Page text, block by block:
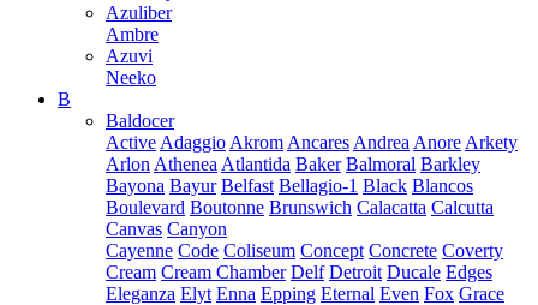
Azuliber
Ambre
Azuvi
Neeko
B
Baldocer
Active Adaggio Akrom Ancares Andrea Anore Arkety
Arlon Athenea Atlantida Baker Balmoral Barkley
Bayona Bayur Belfast Bellagio-1 Black Blancos
Boulevard Boutonne Brunswich Calacatta Calcutta
Canvas Canyon
Cayenne Code Coliseum Concept Concrete Coverty
Cream Cream Chamber Delf Detroit Ducale Edges
Eleganza Elyt Enna Epping Eternal Even Fox Grace